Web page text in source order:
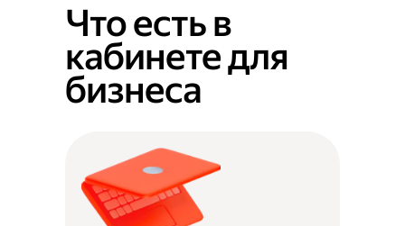
Что есть в
кабинете для
бизнеса